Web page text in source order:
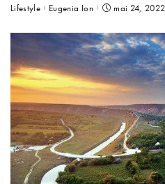
Lifestyle Eugenia Ion mai 24, 2022